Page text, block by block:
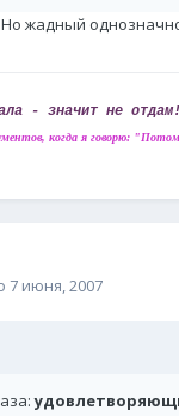
жадный
- значит не отдам!
когда я говорю:
7 июня, 2007